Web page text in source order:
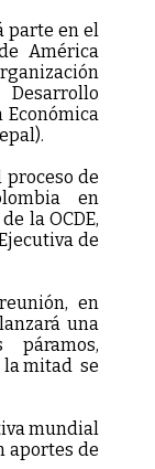
parte en el
América
Económica
proceso de
en
la OCDE,
de
en
una
la mitad se
mundial
aportes de